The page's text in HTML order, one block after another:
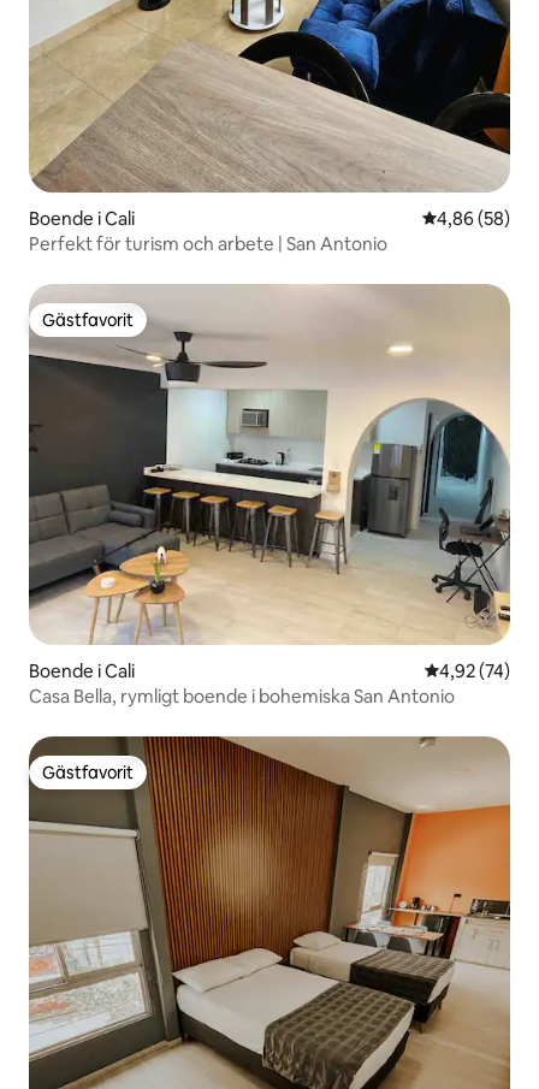
Boende i Cali 4,86 av 5 i
4,86 (58)
Perfekt för turism och arbete | San Antonio
Gästfavorit
Gästfavorit
Boende i Cali 4,92 av 5 i
4,92 (74)
Casa Bella, rymligt boende i bohemiska San Antonio
Gästfavorit
Gästfavorit